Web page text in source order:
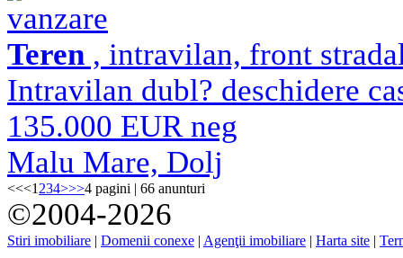
vanzare
Teren , intravilan, front
Intravilan dubl? deschidere
135.000 EUR neg
Malu Mare, Dolj
<<<1 234>>>4 pagini | 66 anunturi
©2004-2026
Stiri imobiliare | Domenii conexe | Agenţii imobiliare | Harta site |